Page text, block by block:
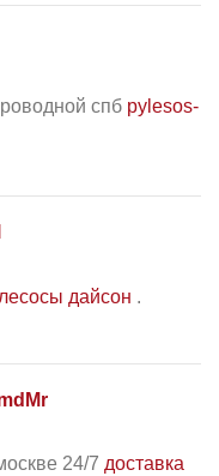
спб pylesos-
дайсон .
24/7 доставка